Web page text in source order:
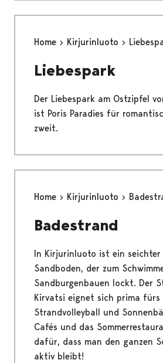
Home Kirjurinluoto
Liebespark
Der Liebespark am Ostzipfel
ist Poris Paradies für
zweit.
Home Kirjurinluoto
Badestrand
In Kirjurinluoto ist ein
Sandboden, der zum
Sandburgenbauen lockt. Der
Kirvatsi eignet sich prima fürs
Strandvolleyball und
Cafés und das
dafür, dass man den ganzen
aktiv bleibt!